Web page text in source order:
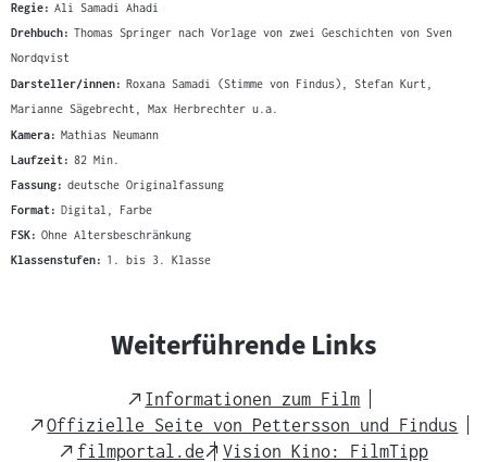
Regie: Ali Samadi Ahadi
Drehbuch: Thomas Springer nach Vorlage von zwei Geschichten von Sven
Nordqvist
Darsteller/innen: Roxana Samadi (Stimme von Findus), Stefan Kurt,
Marianne Sägebrecht, Max Herbrechter u.a.
Kamera: Mathias Neumann
Laufzeit: 82 Min.
Fassung: deutsche Originalfassung
Format: Digital, Farbe
FSK: Ohne Altersbeschränkung
Klassenstufen: 1. bis 3. Klasse
Weiterführende Links
External
Link
Informationen zum Film
External
Link
Offizielle Seite von Pettersson und Findus
External
filmportal.de
External
Vision Kino: FilmTipp